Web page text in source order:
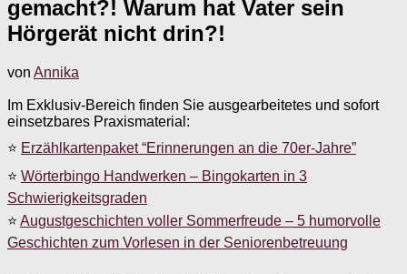
gemacht?! Warum hat Vater sein
Hörgerät nicht drin?!
von Annika
Im Exklusiv-Bereich finden Sie ausgearbeitetes und sofort
einsetzbares Praxismaterial:
⭐ Erzählkartenpaket “Erinnerungen an die 70er-Jahre”
⭐ Wörterbingo Handwerken – Bingokarten in 3
Schwierigkeitsgraden
⭐ Augustgeschichten voller Sommerfreude – 5 humorvolle
Geschichten zum Vorlesen in der Seniorenbetreuung